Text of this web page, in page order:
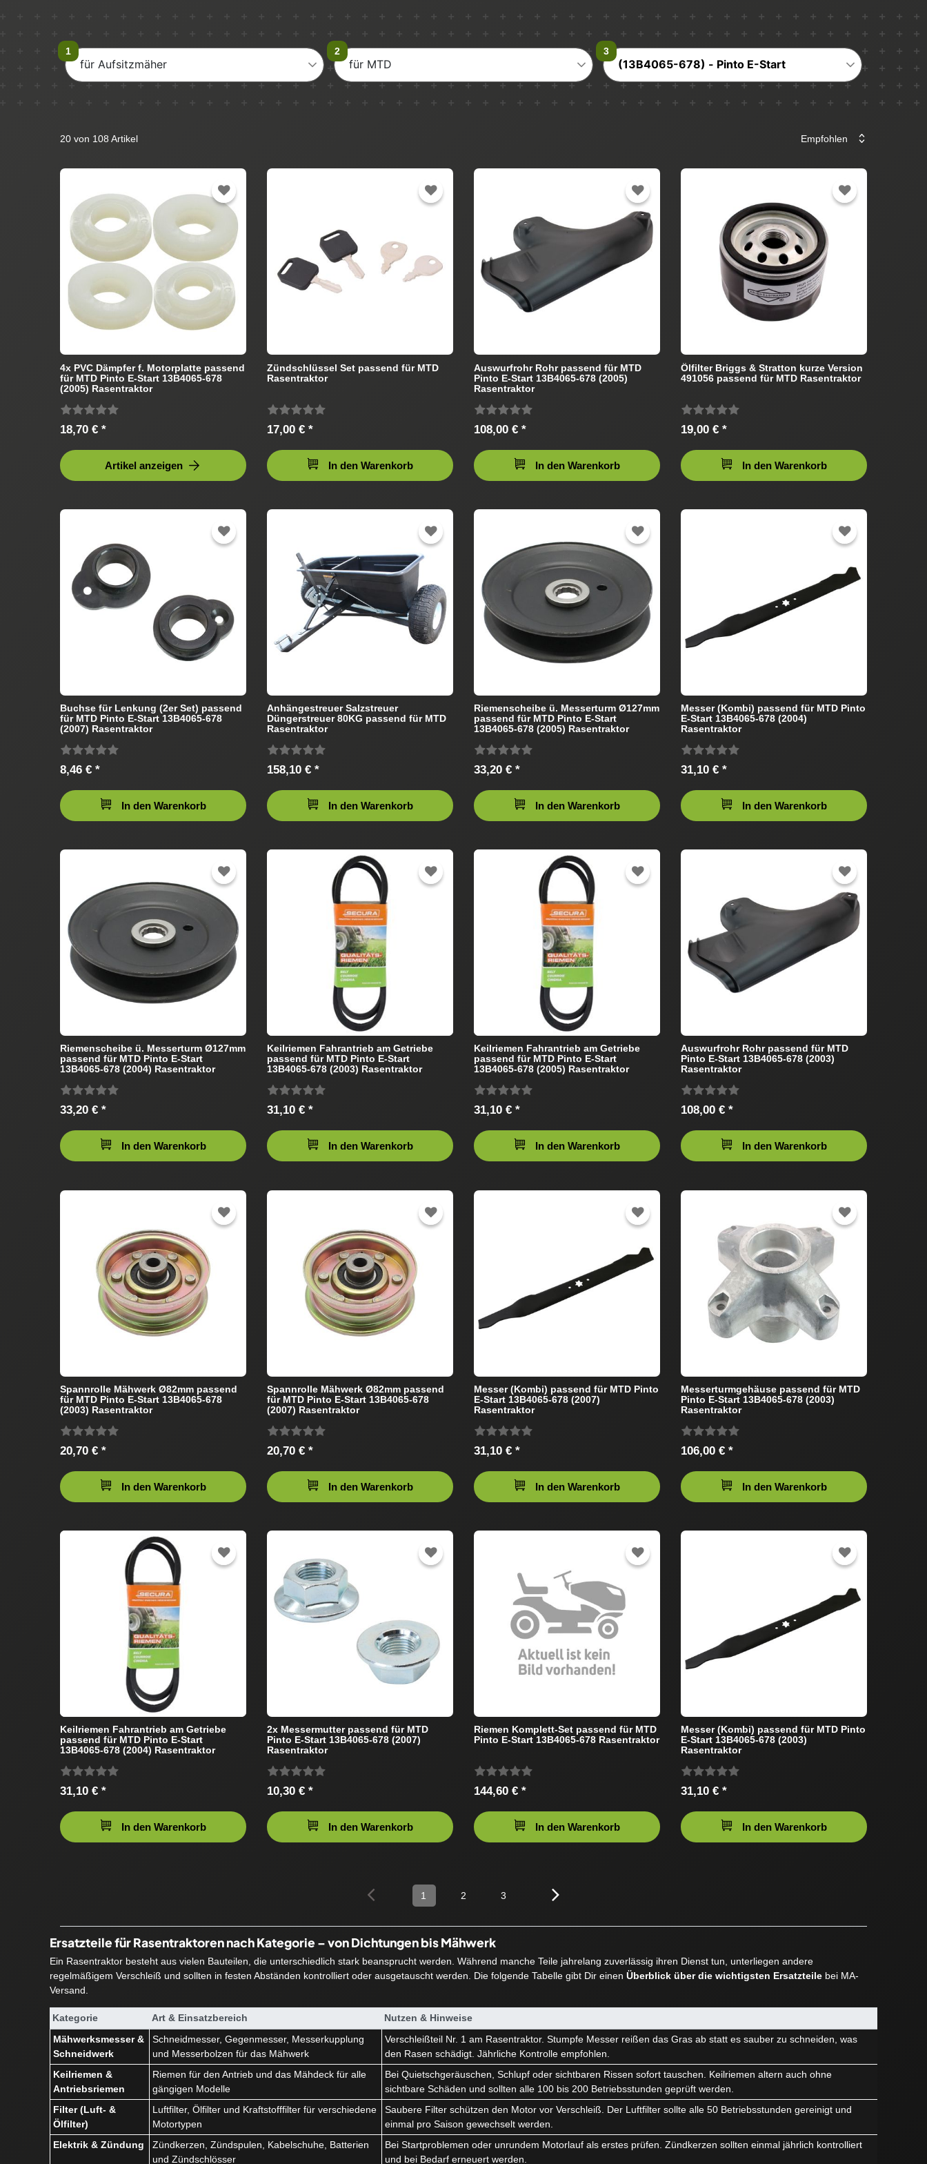
für Aufsitzmäher für MTD (13B4065-678) - Pinto E-Start
20 von 108 Artikel
4x PVC Dämpfer f. Motorplatte passend
für MTD Pinto E-Start 13B4065-678
(2005) Rasentraktor
18,70 € *
Artikel anzeigen
Zündschlüssel Set passend für MTD
Rasentraktor
17,00 € *
In den Warenkorb
Auswurfrohr Rohr passend für MTD
Pinto E-Start 13B4065-678 (2005)
Rasentraktor
108,00 € *
In den Warenkorb
Ölfilter Briggs & Stratton kurze Version
491056 passend für MTD Rasentraktor
19,00 € *
In den Warenkorb
Buchse für Lenkung (2er Set) passend
für MTD Pinto E-Start 13B4065-678
(2007) Rasentraktor
8,46 € *
In den Warenkorb
Anhängestreuer Salzstreuer
Düngerstreuer 80KG passend für MTD
Rasentraktor
158,10 € *
In den Warenkorb
Riemenscheibe ü. Messerturm Ø127mm
passend für MTD Pinto E-Start
13B4065-678 (2005) Rasentraktor
33,20 € *
In den Warenkorb
Messer (Kombi) passend für MTD Pinto
E-Start 13B4065-678 (2004)
Rasentraktor
31,10 € *
In den Warenkorb
Riemenscheibe ü. Messerturm Ø127mm
passend für MTD Pinto E-Start
13B4065-678 (2004) Rasentraktor
33,20 € *
In den Warenkorb
Keilriemen Fahrantrieb am Getriebe
passend für MTD Pinto E-Start
13B4065-678 (2003) Rasentraktor
31,10 € *
In den Warenkorb
Keilriemen Fahrantrieb am Getriebe
passend für MTD Pinto E-Start
13B4065-678 (2005) Rasentraktor
31,10 € *
In den Warenkorb
Auswurfrohr Rohr passend für MTD
Pinto E-Start 13B4065-678 (2003)
Rasentraktor
108,00 € *
In den Warenkorb
Spannrolle Mähwerk Ø82mm passend
für MTD Pinto E-Start 13B4065-678
(2003) Rasentraktor
20,70 € *
In den Warenkorb
Spannrolle Mähwerk Ø82mm passend
für MTD Pinto E-Start 13B4065-678
(2007) Rasentraktor
20,70 € *
In den Warenkorb
Messer (Kombi) passend für MTD Pinto
E-Start 13B4065-678 (2007)
Rasentraktor
31,10 € *
In den Warenkorb
Messerturmgehäuse passend für MTD
Pinto E-Start 13B4065-678 (2003)
Rasentraktor
106,00 € *
In den Warenkorb
Keilriemen Fahrantrieb am Getriebe
passend für MTD Pinto E-Start
13B4065-678 (2004) Rasentraktor
31,10 € *
In den Warenkorb
2x Messermutter passend für MTD
Pinto E-Start 13B4065-678 (2007)
Rasentraktor
10,30 € *
In den Warenkorb
Riemen Komplett-Set passend für MTD
Pinto E-Start 13B4065-678 Rasentraktor
144,60 € *
In den Warenkorb
Messer (Kombi) passend für MTD Pinto
E-Start 13B4065-678 (2003)
Rasentraktor
31,10 € *
In den Warenkorb
1 2 3
Ersatzteile für Rasentraktoren nach Kategorie – von Dichtungen bis Mähwerk
Ein Rasentraktor besteht aus vielen Bauteilen, die unterschiedlich stark beansprucht werden. Während manche Teile jahrelang zuverlässig ihren Dienst tun, unterliegen andere
regelmäßigem Verschleiß und sollten in festen Abständen kontrolliert oder ausgetauscht werden. Die folgende Tabelle gibt Dir einen Überblick über die wichtigsten Ersatzteile bei MA-
Versand.
Kategorie Art & Einsatzbereich
Nutzen & Hinweise
Mähwerksmesser &
Schneidwerk
Schneidmesser, Gegenmesser, Messerkupplung
und Messerbolzen für das Mähwerk
Verschleißteil Nr. 1 am Rasentraktor. Stumpfe Messer reißen das Gras ab statt es sauber zu schneiden, was
den Rasen schädigt. Jährliche Kontrolle empfohlen.
Keilriemen &
Antriebsriemen
Riemen für den Antrieb und das Mähdeck für alle
gängigen Modelle
Bei Quietschgeräuschen, Schlupf oder sichtbaren Rissen sofort tauschen. Keilriemen altern auch ohne
sichtbare Schäden und sollten alle 100 bis 200 Betriebsstunden geprüft werden.
Filter (Luft- &
Ölfilter)
Luftfilter, Ölfilter und Kraftstofffilter für verschiedene
Motortypen
Saubere Filter schützen den Motor vor Verschleiß. Der Luftfilter sollte alle 50 Betriebsstunden gereinigt und
einmal pro Saison gewechselt werden.
Elektrik & Zündung
Zündkerzen, Zündspulen, Kabelschuhe, Batterien
und Zündschlösser
Bei Startproblemen oder unrundem Motorlauf als erstes prüfen. Zündkerzen sollten einmal jährlich kontrolliert
und bei Bedarf erneuert werden.